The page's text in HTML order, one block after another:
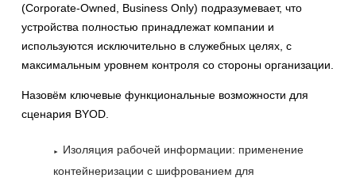
(Corporate-Owned, Business Only) подразумевает, что
устройства полностью принадлежат компании и
используются исключительно в служебных целях, с
максимальным уровнем контроля со стороны организации.
Назовём ключевые функциональные возможности для
сценария BYOD.
Изоляция рабочей информации: применение
контейнеризации с шифрованием для